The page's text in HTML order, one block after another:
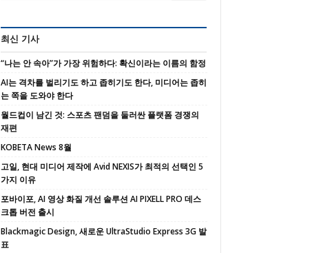
최신 기사
“나는 안 속아”가 가장 위험하다: 확신이라는 이름의 함정
AI는 격차를 벌리기도 하고 좁히기도 한다, 미디어는 좁히
는 쪽을 도와야 한다
월드컵이 남긴 것: 스포츠 팬덤을 둘러싼 플랫폼 경쟁의
재편
KOBETA News 8월
고일, 현대 미디어 제작에 Avid NEXIS가 최적의 선택인 5
가지 이유
포바이포, AI 영상 화질 개선 솔루션 AI PIXELL PRO 데스
크톱 버전 출시
Blackmagic Design, 새로운 UltraStudio Express 3G 발
표